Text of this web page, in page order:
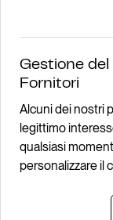
FACEBOOK
INSTAGRAM
YOUTUBE
LINKEDIN
Gestione
Fornitori
Alcuni dei nostri
legittimo
qualsiasi
personalizzare il